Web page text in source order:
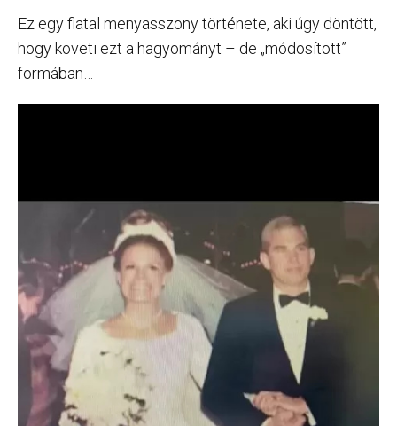
Ez egy fiatal menyasszony története, aki úgy döntött,
hogy követi ezt a hagyományt – de „módosított”
formában…